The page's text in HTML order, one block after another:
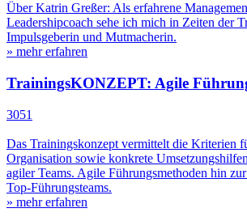
Über Katrin Greßer: Als erfahrene
Leadershipcoach sehe ich mich in Zeiten der
Impulsgeberin und Mutmacherin.
» mehr erfahren
TrainingsKONZEPT: Agile
3051
Das Trainingskonzept vermittelt die Kriterien
Organisation sowie konkrete
agiler Teams. Agile Führungsmethoden hin
Top-Führungsteams.
» mehr erfahren